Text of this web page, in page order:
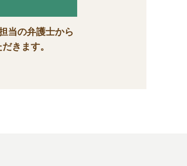
当の弁護士から
きます。